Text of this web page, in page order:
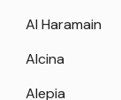
Al Haramain
Alcina
Alepia